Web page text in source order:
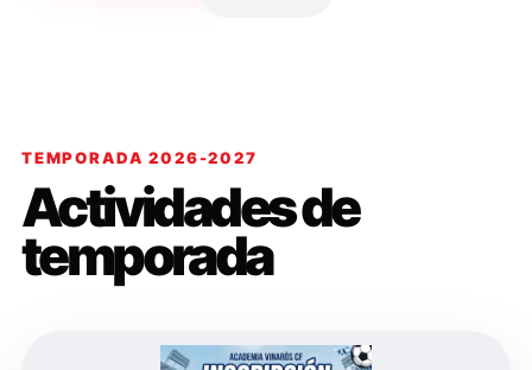
TEMPORADA 2026-2027
Actividades de
temporada